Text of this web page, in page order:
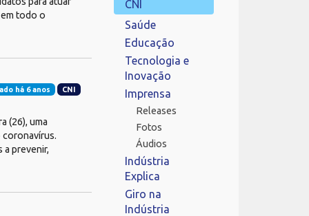
todo o
há 6 anos CNI
(26), uma
coronavírus.
a prevenir,
CNI
Saúde
Educação
Tecnologia e
Inovação
Imprensa
Releases
Fotos
Áudios
Indústria
Explica
Giro na
Indústria